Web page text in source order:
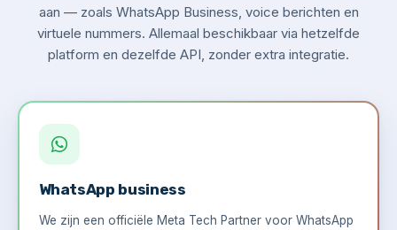
aan — zoals WhatsApp Business, voice berichten en
virtuele nummers. Allemaal beschikbaar via hetzelfde
platform en dezelfde API, zonder extra integratie.
WhatsApp business
We zijn een officiële Meta Tech Partner voor WhatsApp